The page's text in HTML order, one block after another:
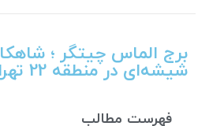
برج الماس چیتگر ؛
شیشه‌ای در منطقه 22 تهران
فهرست مطالب